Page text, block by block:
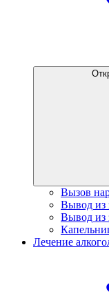
Вызов
Вывод из
Вывод из
Лечение